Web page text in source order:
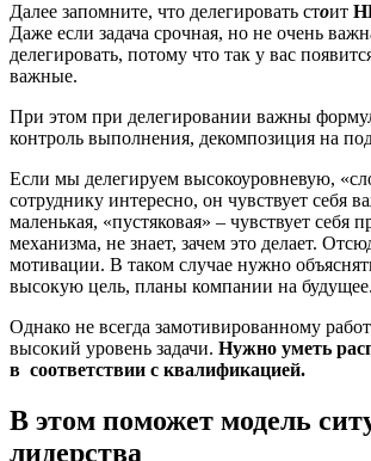
Далее запомните, что делегировать стоит
Даже если задача срочная, но не очень
делегировать, потому что так у вас
важные.
При этом при делегировании важны
контроль выполнения, декомпозиция на
Если мы делегируем высокоуровневую,
сотруднику интересно, он чувствует себя
маленькая, «пустяковая» – чувствует себя
механизма, не знает, зачем это делает.
мотивации. В таком случае нужно
высокую цель, планы компании на будущее.
Однако не всегда замотивированному
высокий уровень задачи. Нужно уметь
в соответствии с квалификацией.
В этом поможет модель
лидерства